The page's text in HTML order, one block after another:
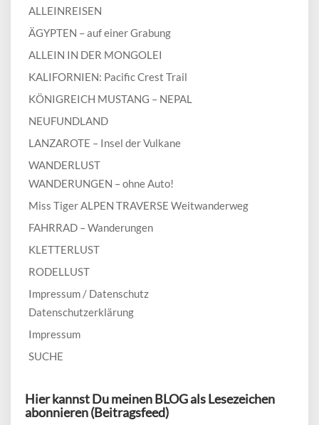
ALLEINREISEN
ÄGYPTEN – auf einer Grabung
ALLEIN IN DER MONGOLEI
KALIFORNIEN: Pacific Crest Trail
KÖNIGREICH MUSTANG – NEPAL
NEUFUNDLAND
LANZAROTE – Insel der Vulkane
WANDERLUST
WANDERUNGEN – ohne Auto!
Miss Tiger ALPEN TRAVERSE Weitwanderweg
FAHRRAD – Wanderungen
KLETTERLUST
RODELLUST
Impressum / Datenschutz
Datenschutzerklärung
Impressum
SUCHE
Hier kannst Du meinen BLOG als Lesezeichen
abonnieren (Beitragsfeed)